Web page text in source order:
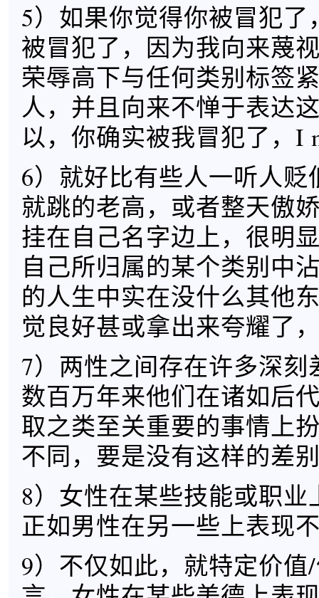
5）如果你觉得你被冒犯了
被冒犯了，因为我向来蔑
荣辱高下与任何类别标签
人，并且向来不惮于表达
以，你确实被我冒犯了，I
6）就好比有些人一听人贬
就跳的老高，或者整天傲
挂在自己名字边上，很明
自己所归属的某个类别中
的人生中实在没什么其他
觉良好甚或拿出来夸耀了
7）两性之间存在许多深刻
数百万年来他们在诸如后
取之类至关重要的事情上
不同，要是没有这样的差
8）女性在某些技能或职业
正如男性在另一些上表现
9）不仅如此，就特定价值